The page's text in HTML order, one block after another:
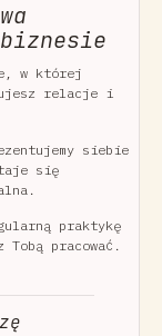
w której
relacje i
siebie
się
praktykę
pracować.